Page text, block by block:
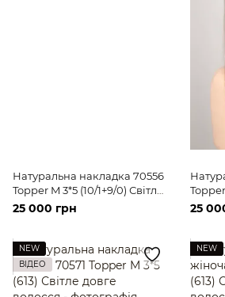
Натуральна накладка 70556
Topper M 3*5 (10/1+9/0) Світле
довге волосся
25 000 грн
довге
25
NEW
ВІДЕО
NEW